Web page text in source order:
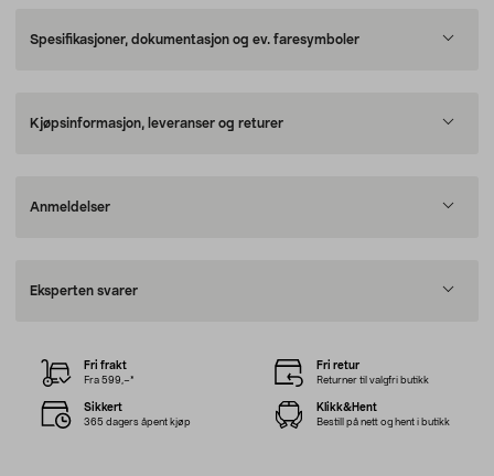
Spesifikasjoner, dokumentasjon og ev. faresymboler
Kjøpsinformasjon, leveranser og returer
Anmeldelser
Eksperten svarer
Fri frakt
Fra 599,–*
Fri retur
Returner til valgfri butikk
Sikkert
365 dagers åpent kjøp
Klikk&Hent
Bestill på nett og hent i butikk